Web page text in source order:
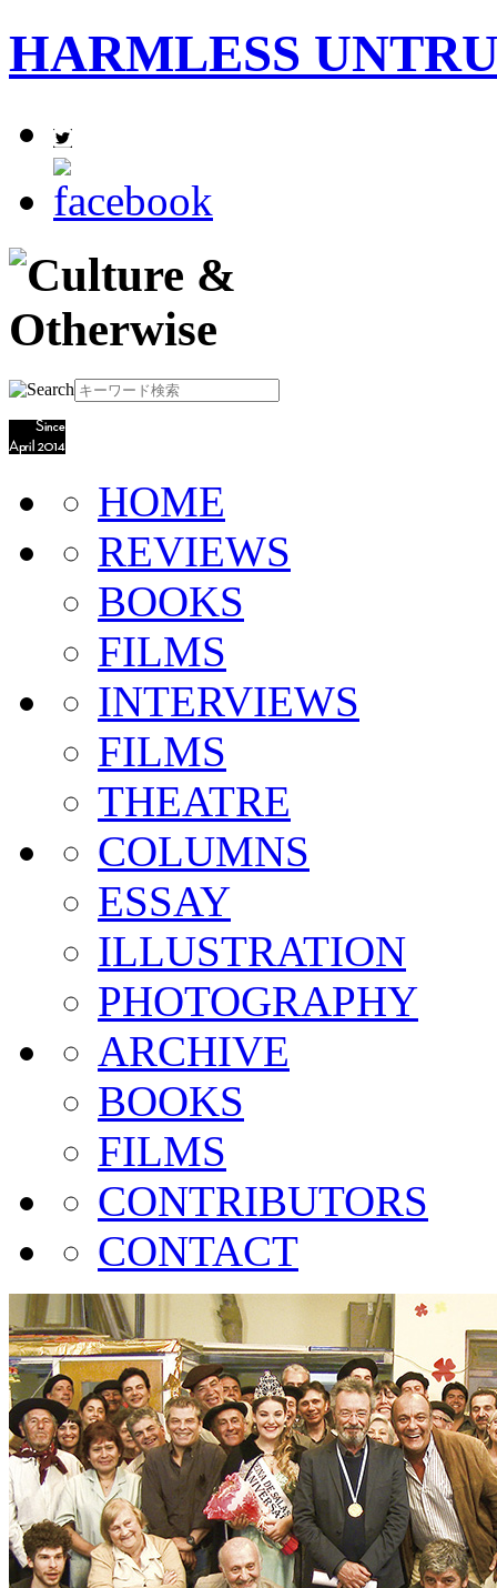
HARMLESS
HOME
REVIEWS
BOOKS
FILMS
INTERVIEWS
FILMS
THEATRE
COLUMNS
ESSAY
ILLUSTRATION
PHOTOGRAPHY
ARCHIVE
BOOKS
FILMS
CONTRIBUTORS
CONTACT